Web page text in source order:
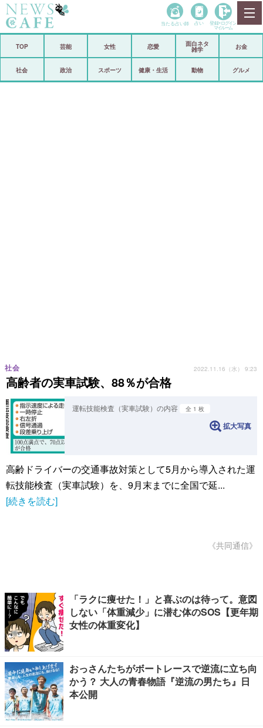
政治
当たる占い師 占い 登録• ログイン
マイルーム
TOP 芸能 女性 恋愛
面白ネタ
雑学
お金
社会 政治 スポーツ 健康・生活 動物 グルメ
高齢者の実車試験、88％が合格
社会 2022.11.16（水） 9:23
運転技能検査（実車試験）の内容 全 1 枚
拡大写真
高齢ドライバーの交通事故対策として5月から導入された運
転技能検査（実車試験）を、9月末までに全国で延...
[続きを読む]
《共同通信》
「ラクに痩せた！」と喜ぶのは待って。意図
しない「体重減少」に潜む体のSOS【更年期
女性の体重変化】
おっさんたちがボートレースで逆流に立ち向
かう？ 大人の青春物語『逆流の男たち』日
本公開